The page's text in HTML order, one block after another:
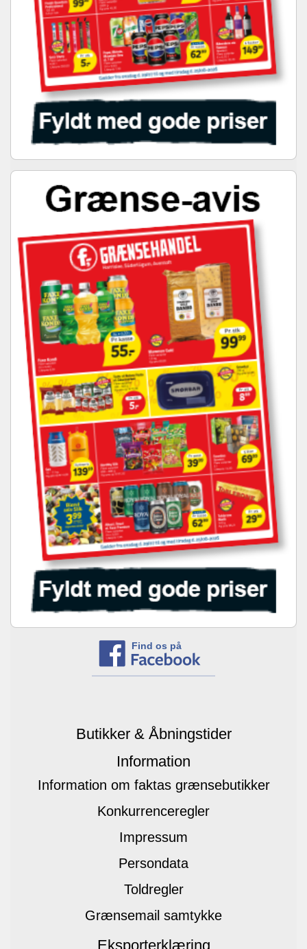
Find os på
Butikker & Åbningstider
Information
Information om faktas grænsebutikker
Konkurrenceregler
Impressum
Persondata
Toldregler
Grænsemail samtykke
Eksporterklæring